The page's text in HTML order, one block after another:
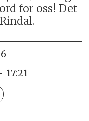
for oss! Det
17:21